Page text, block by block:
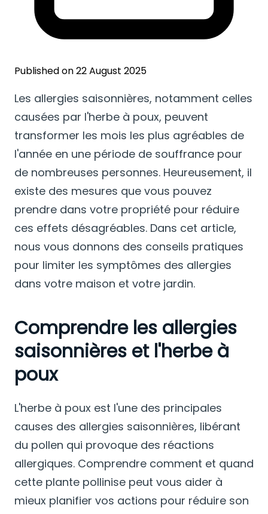
Published on 22 August 2025
Les allergies saisonnières, notamment celles
causées par l'herbe à poux, peuvent
transformer les mois les plus agréables de
l'année en une période de souffrance pour
de nombreuses personnes. Heureusement, il
existe des mesures que vous pouvez
prendre dans votre propriété pour réduire
ces effets désagréables. Dans cet article,
nous vous donnons des conseils pratiques
pour limiter les symptômes des allergies
dans votre maison et votre jardin.
Comprendre les allergies
saisonnières et l'herbe à
poux
L'herbe à poux est l'une des principales
causes des allergies saisonnières, libérant
du pollen qui provoque des réactions
allergiques. Comprendre comment et quand
cette plante pollinise peut vous aider à
mieux planifier vos actions pour réduire son